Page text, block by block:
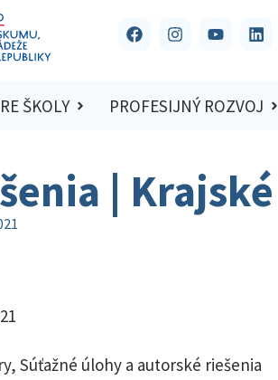
ŠKOLY PROFESIJNÝ ROZVOJ
|
, Súťažné úlohy a autorské riešenia